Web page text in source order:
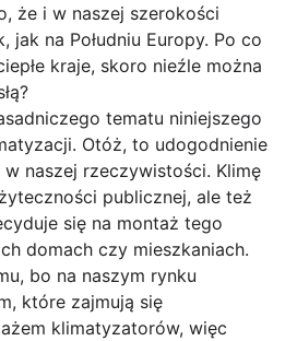
że i w naszej szerokości
jak na Południu Europy. Po co
kraje, skoro nieźle można
tematu niniejszego
Otóż, to udogodnienie
w naszej rzeczywistości. Klimę
publicznej, ale też
się na montaż tego
domach czy mieszkaniach.
bo na naszym rynku
które zajmują się
klimatyzatorów, więc